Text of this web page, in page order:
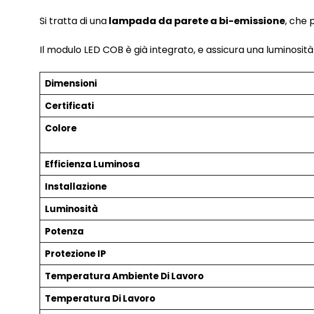
Si tratta di unalampada da parete a bi-emissione, che
Il modulo LED COB è già integrato, e assicura una
Dimensioni
Certificati
Colore
Efficienza Luminosa
Installazione
Luminosità
Potenza
Protezione IP
Temperatura Ambiente Di Lavoro
Temperatura Di Lavoro